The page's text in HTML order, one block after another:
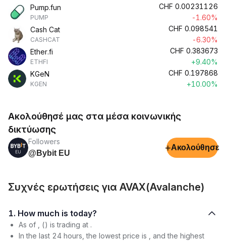
Pump.fun
PUMP
CHF 0.00231126
-1.60%
Cash Cat
CASHCAT
CHF 0.098541
-6.30%
Ether.fi
ETHFI
CHF 0.383673
+9.40%
KGeN
KGEN
CHF 0.197868
+10.00%
Ακολούθησέ μας στα μέσα κοινωνικής
δικτύωσης
Followers
@Bybit EU
+Ακολούθησε
Συχνές ερωτήσεις για AVAX(Avalanche)
1. How much is today?
As of , () is trading at .
In the last 24 hours, the lowest price is , and the highest